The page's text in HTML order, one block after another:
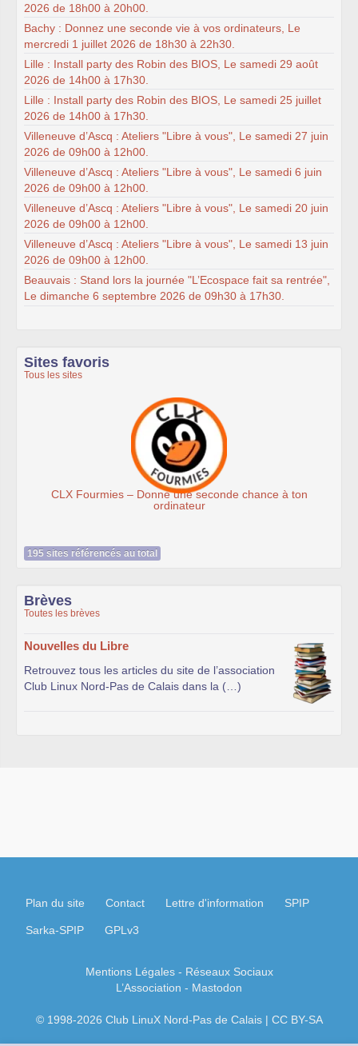
2026 de 18h00 à 20h00.
Bachy : Donnez une seconde vie à vos ordinateurs, Le
mercredi 1 juillet 2026 de 18h30 à 22h30.
Lille : Install party des Robin des BIOS, Le samedi 29 août
2026 de 14h00 à 17h30.
Lille : Install party des Robin des BIOS, Le samedi 25 juillet
2026 de 14h00 à 17h30.
Villeneuve d’Ascq : Ateliers "Libre à vous", Le samedi 27 juin
2026 de 09h00 à 12h00.
Villeneuve d’Ascq : Ateliers "Libre à vous", Le samedi 6 juin
2026 de 09h00 à 12h00.
Villeneuve d’Ascq : Ateliers "Libre à vous", Le samedi 20 juin
2026 de 09h00 à 12h00.
Villeneuve d’Ascq : Ateliers "Libre à vous", Le samedi 13 juin
2026 de 09h00 à 12h00.
Beauvais : Stand lors la journée "L’Ecospace fait sa rentrée",
Le dimanche 6 septembre 2026 de 09h30 à 17h30.
Sites favoris
Tous les sites
CLX Fourmies – Donne une seconde chance à ton
ordinateur
195 sites référencés au total
Brèves
Toutes les brèves
Nouvelles du Libre
Retrouvez tous les articles du site de l’association
Club Linux Nord-Pas de Calais dans la (…)
Plan du site Contact Lettre d'information SPIP
Sarka-SPIP GPLv3
Mentions Légales- Réseaux Sociaux
L’Association - Mastodon
© 1998-2026 Club LinuX Nord-Pas de Calais | CC BY-SA